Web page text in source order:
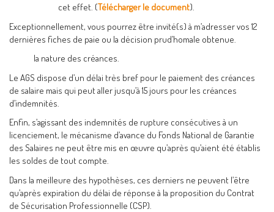
cet effet. (Télécharger le document).
Exceptionnellement, vous pourrez être invité(s) à m’adresser vos 12
dernières fiches de paie ou la décision prud’homale obtenue.
la nature des créances.
Le AGS dispose d’un délai très bref pour le paiement des créances
de salaire mais qui peut aller jusqu’à 15 jours pour les créances
d’indemnités.
Enfin, s’agissant des indemnités de rupture consécutives à un
licenciement, le mécanisme d’avance du Fonds National de Garantie
des Salaires ne peut être mis en œuvre qu’après qu’aient été établis
les soldes de tout compte.
Dans la meilleure des hypothèses, ces derniers ne peuvent l’être
qu’après expiration du délai de réponse à la proposition du Contrat
de Sécurisation Professionnelle (CSP).